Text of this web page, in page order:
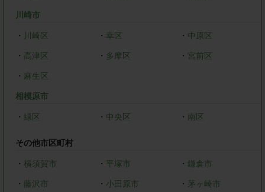
川崎市
・ 川崎区 ・ 幸区 ・ 中原区
・ 高津区 ・ 多摩区 ・ 宮前区
・ 麻生区
相模原市
・ 緑区 ・ 中央区 ・ 南区
その他市区町村
・ 横須賀市 ・ 平塚市 ・ 鎌倉市
・ 藤沢市 ・ 小田原市 ・ 茅ヶ崎市